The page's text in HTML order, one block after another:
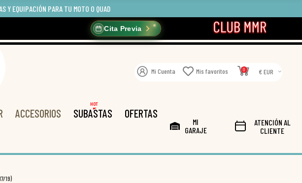
Y EQUIPACIÓN PARA TU MOTO O QUAD
Cita Previa
Mi Cuenta Mis favoritos 0 € EUR
ACCESORIOS SUBASTAS
HOT
OFERTAS
MI
GARAJE
ATENCIÓN AL
CLIENTE
19)